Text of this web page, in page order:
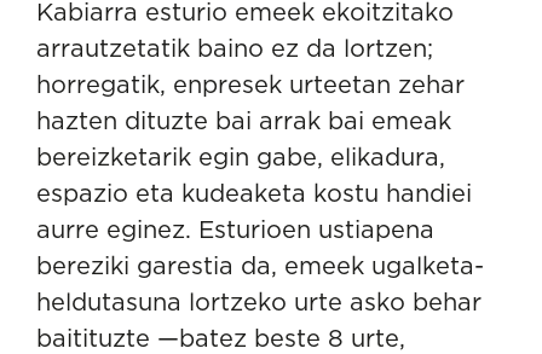
Kabiarra esturio emeek ekoitzitako
arrautzetatik baino ez da lortzen;
horregatik, enpresek urteetan zehar
hazten dituzte bai arrak bai emeak
bereizketarik egin gabe, elikadura,
espazio eta kudeaketa kostu handiei
aurre eginez. Esturioen ustiapena
bereziki garestia da, emeek ugalketa-
heldutasuna lortzeko urte asko behar
baitituzte —batez beste 8 urte,